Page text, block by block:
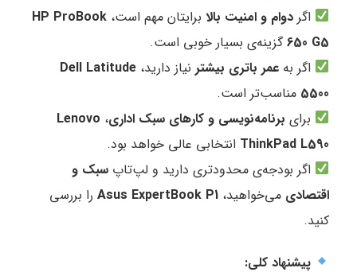
دوام و امنیت بالا برایتان مهم است،HP ProBook
گزینه‌ی بسیار خوبی است.
عمر باتری بیشترنیاز دارید، Dell Latitude
مناسب‌تر است.
برنامه‌نویسی و کارهای سبک اداری،Lenovo
ThinkPadانتخابی عالی خواهد بود.
بودجه‌ی محدودتری دارید و لپ‌تاپ سبک و
می‌خواهید،Asus ExpertBook P1را بررسی
کلی: